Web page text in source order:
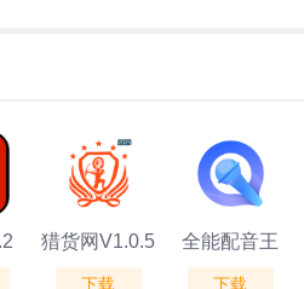
猎货网V1.0.5
下载
全能配音王
下载